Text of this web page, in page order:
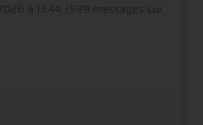
à 13:44
(599 messages sur